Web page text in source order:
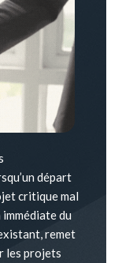
départ
critique mal
du
remet
les projets